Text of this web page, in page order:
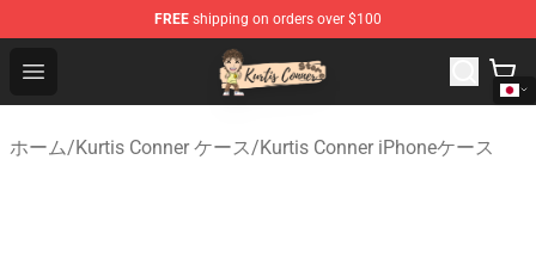
FREE shipping on orders over $100
Open menu
Kurtis Conner Store - Official Kurtis Conner Merchandise
ホーム/Kurtis Conner ケース/Kurtis Conner iPhoneケース